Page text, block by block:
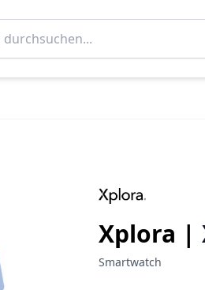
Xplora |
Smartwatch